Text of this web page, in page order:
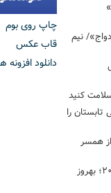
رویداد ملی «انتخاب جوان سال ۱۴۰۴»
نیم
کنید
را
از همسر
نبرد دو غول ایرانی در مستر المپیا ۲۰۲۶؛ بهروز
چاپ روی بوم
قاب عکس
دانلود